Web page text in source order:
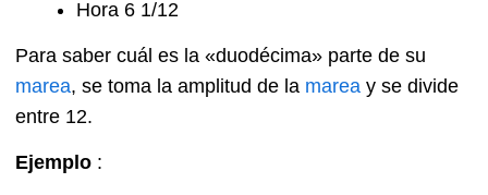
Hora 6 1/12
Para saber cuál es la «duodécima» parte de su
marea, se toma la amplitud de la marea y se divide
entre 12.
Ejemplo :